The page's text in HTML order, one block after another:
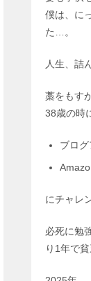
僕は、に
た…。
人生、詰
藁をもす
38歳の時
ブロ
にチャレ
必死に勉
り1年で